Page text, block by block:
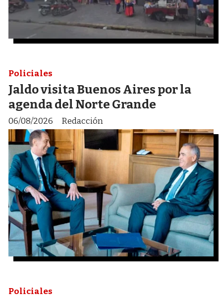
Jaldo visita Buenos Aires por la
agenda del Norte Grande
Redacción
Policiales
06/08/2026
Policiales